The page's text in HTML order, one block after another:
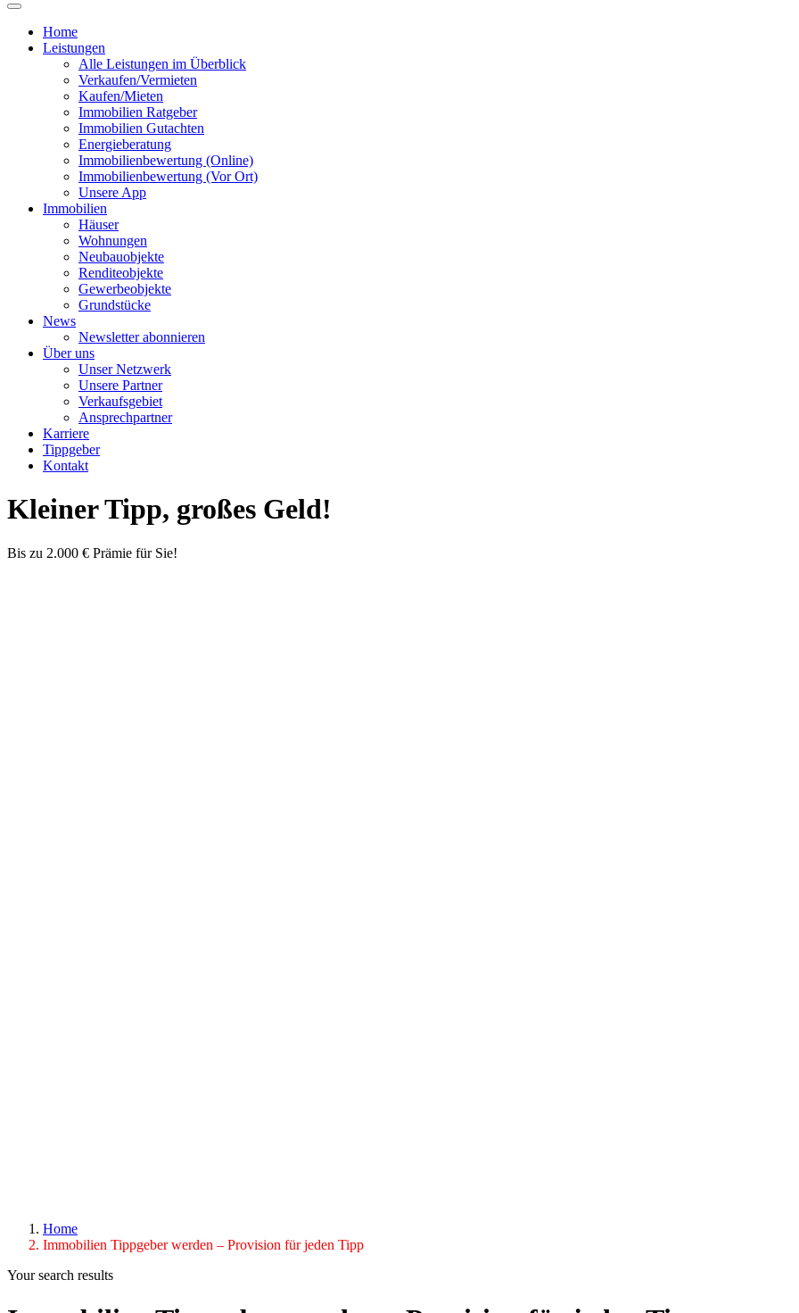
Home
Leistungen
Alle Leistungen im Überblick
Verkaufen/Vermieten
Kaufen/Mieten
Immobilien Ratgeber
Immobilien Gutachten
Energieberatung
Immobilienbewertung (Online)
Immobilienbewertung (Vor Ort)
Unsere App
Immobilien
Häuser
Wohnungen
Neubauobjekte
Renditeobjekte
Gewerbeobjekte
Grundstücke
News
Newsletter abonnieren
Über uns
Unser Netzwerk
Unsere Partner
Verkaufsgebiet
Ansprechpartner
Karriere
Tippgeber
Kontakt
Kleiner Tipp, großes Geld!
Bis zu 2.000 € Prämie für Sie!
Home
Immobilien Tippgeber werden – Provision für jeden Tipp
Your search results